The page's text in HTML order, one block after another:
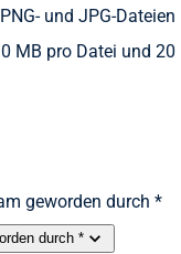
und JPG-Dateien
MB pro Datei und 20
geworden durch *
durch *